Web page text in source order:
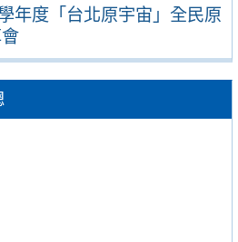
年度「台北原宇宙」全民原